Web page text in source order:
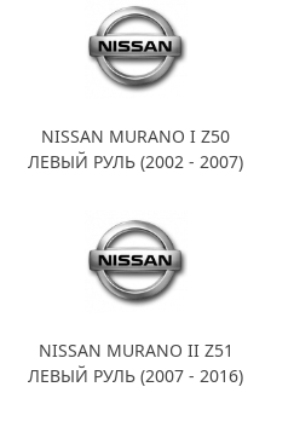
NISSAN MURANO I Z50
ЛЕВЫЙ РУЛЬ (2002 - 2007)
NISSAN MURANO II Z51
ЛЕВЫЙ РУЛЬ (2007 - 2016)